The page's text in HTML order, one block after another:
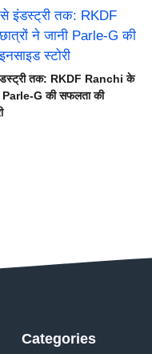
तक: RKDF Ranchi के
Parle-G की सफलता की
Categories